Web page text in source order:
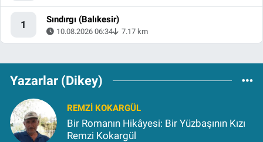
1 Sındırgı (Balıkesir)
10.08.2026 06:34 7.17 km
Yazarlar (Dikey)
REMZI KOKARGÜL
Bir Romanın Hikâyesi: Bir Yüzbaşının Kızı
Remzi Kokargül